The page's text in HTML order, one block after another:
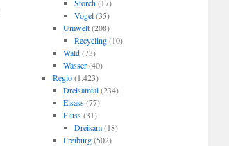
Storch(17)
Vogel(35)
Umwelt(208)
Recycling(10)
Wald(73)
Wasser(40)
Regio(1.423)
Dreisamtal(234)
Elsass(77)
Fluss(31)
Dreisam(18)
Freiburg(502)